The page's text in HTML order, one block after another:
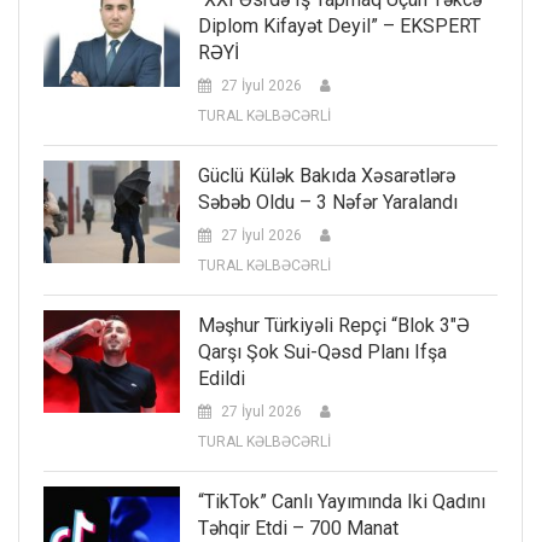
Diplom Kifayət Deyil” – EKSPERT
RƏYİ
27 İyul 2026
TURAL KƏLBƏCƏRLİ
Güclü Külək Bakıda Xəsarətlərə
Səbəb Oldu – 3 Nəfər Yaralandı
27 İyul 2026
TURAL KƏLBƏCƏRLİ
Məşhur Türkiyəli Repçi “Blok 3″ə
Qarşı Şok Sui-Qəsd Planı Ifşa
Edildi
27 İyul 2026
TURAL KƏLBƏCƏRLİ
“TikTok” Canlı Yayımında Iki Qadını
Təhqir Etdi – 700 Manat